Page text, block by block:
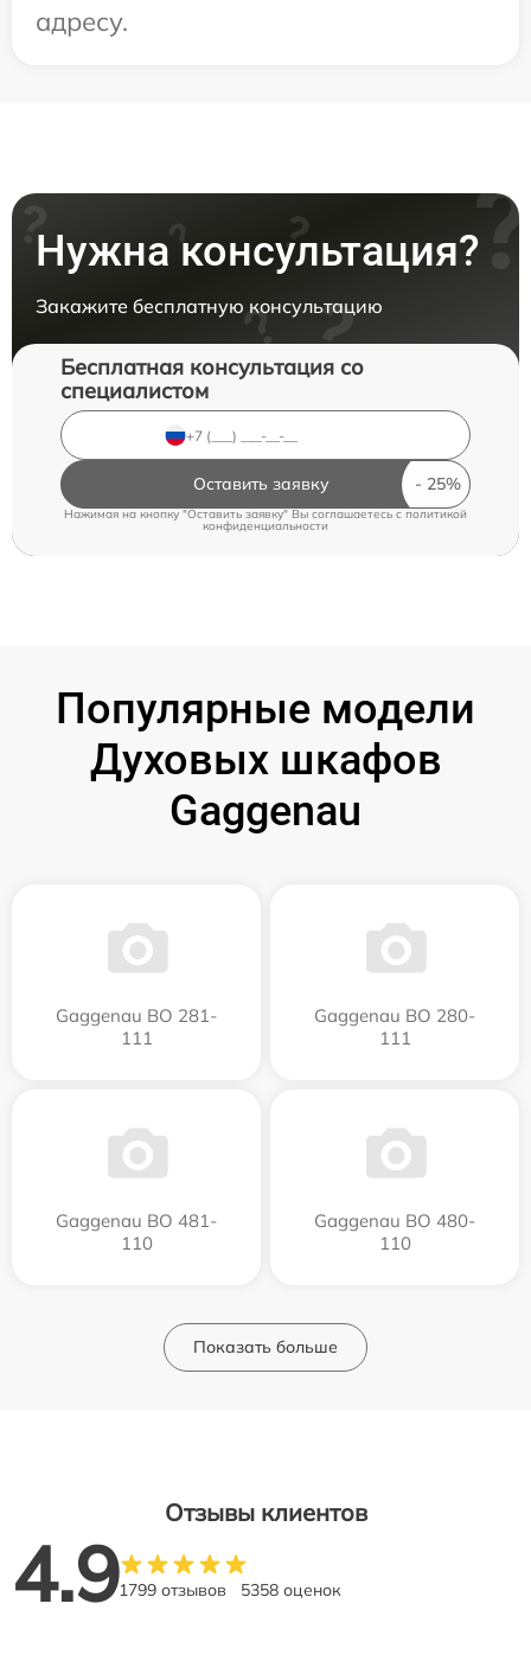
адресу.
Нужна консультация?
Закажите бесплатную консультацию
Бесплатная консультация со
специалистом
Оставить заявку
Нажимая на кнопку "Оставить заявку" Вы соглашаетесь cполитикой
конфиденциальности
Популярные модели
Духовых шкафов
Gaggenau
Gaggenau BO 281-
111
Gaggenau BO 280-
111
Gaggenau BO 481-
110
Gaggenau BO 480-
110
Показать больше
Отзывы клиентов
4.91799 отзывов 5358 оценок